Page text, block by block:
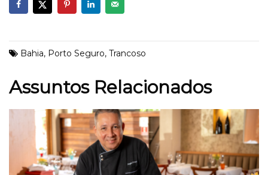
Bahia, Porto Seguro, Trancoso
Assuntos Relacionados